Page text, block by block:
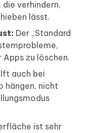
die verhindern,
lässt.
Der „Standard
zu löschen.
auch bei
hängen, nicht
ist sehr